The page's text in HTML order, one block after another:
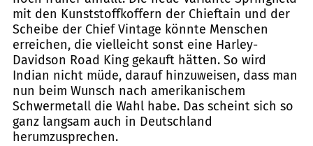
mit den Kunststoffkoffern der Chieftain und der
Scheibe der Chief Vintage könnte Menschen
erreichen, die vielleicht sonst eine Harley-
Davidson Road King gekauft hätten. So wird
Indian nicht müde, darauf hinzuweisen, dass man
nun beim Wunsch nach amerikanischem
Schwermetall die Wahl habe. Das scheint sich so
ganz langsam auch in Deutschland
herumzusprechen.